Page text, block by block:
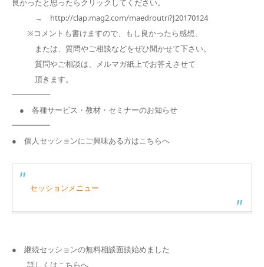
→ http://clap.mag2.com/maedroutri?J20170124
※コメントも書けますので、もし良かったら感想、
または、質問やご相談などをぜひ聞かせて下さい。
質問やご相談は、メルマガ紙上でお答えさせて
頂きます。
━━━━━
● 各種サービス・教材・セミナーのお知らせ
━━━━━
● 個人セッションにご興味ある方はこちらへ
セッションメニュー
● 継続セッションの無料相談面談始めました
詳しくはこちらへ